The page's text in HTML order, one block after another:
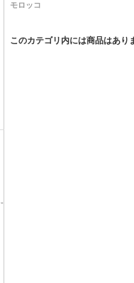
モロッコ
このカテゴリ内には商品はあり